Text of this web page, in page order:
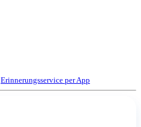
Erinnerungsservice per App